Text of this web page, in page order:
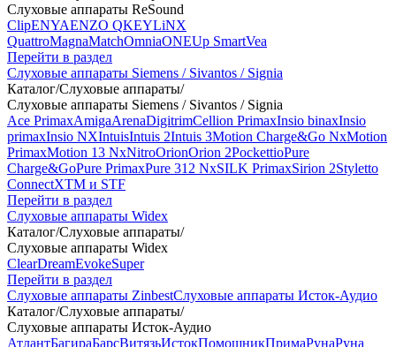
Слуховые аппараты ReSound
ClipENYAENZO QKEYLiNX
QuattroMagnaMatchOmniaONEUp SmartVea
Перейти в раздел
Слуховые аппараты Siemens / Sivantos / Signia
Каталог/Слуховые аппараты/
Слуховые аппараты Siemens / Sivantos / Signia
Ace PrimaxAmigaArenaDigitrimCellion PrimaxInsio binaxInsio
primaxInsio NXIntuisIntuis 2Intuis 3Motion Charge&Go NxMotion
PrimaxMotion 13 NxNitroOrionOrion 2PockettioPure
Charge&GoPure PrimaxPure 312 NxSILK PrimaxSirion 2Styletto
ConnectXTM и STF
Перейти в раздел
Слуховые аппараты Widex
Каталог/Слуховые аппараты/
Слуховые аппараты Widex
ClearDreamEvokeSuper
Перейти в раздел
Слуховые аппараты ZinbestСлуховые аппараты Исток-Аудио
Каталог/Слуховые аппараты/
Слуховые аппараты Исток-Аудио
АтлантБагираБарсВитязьИстокПомощникПримаРунаРуна